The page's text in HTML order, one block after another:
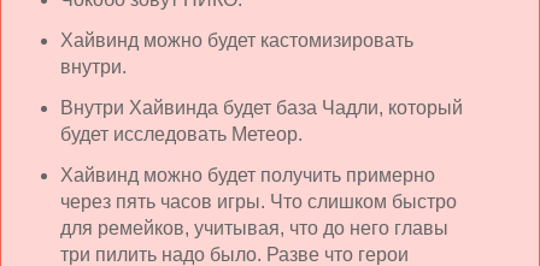
Хайвинд можно будет кастомизировать
внутри.
Внутри Хайвинда будет база Чадли, который
будет исследовать Метеор.
Хайвинд можно будет получить примерно
через пять часов игры. Что слишком быстро
для ремейков, учитывая, что до него главы
три пилить надо было. Разве что герои